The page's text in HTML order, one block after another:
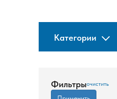
Категории
Фильтры